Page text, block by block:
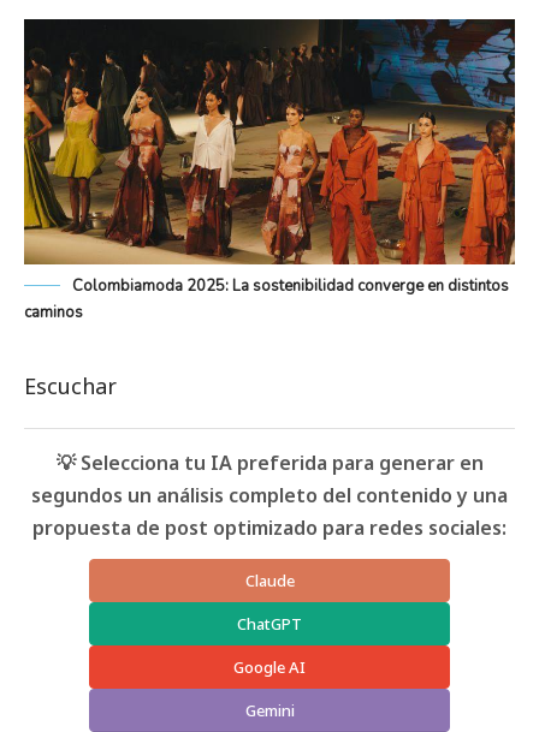
Colombiamoda 2025: La sostenibilidad converge en distintos
caminos
Escuchar
💡 Selecciona tu IA preferida para generar en
segundos un análisis completo del contenido y una
propuesta de post optimizado para redes sociales:
Claude
ChatGPT
Google AI
Gemini